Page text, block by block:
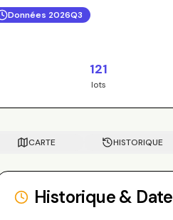
Données 2026Q3
121
lots
CARTE HISTORIQUE
Historique &